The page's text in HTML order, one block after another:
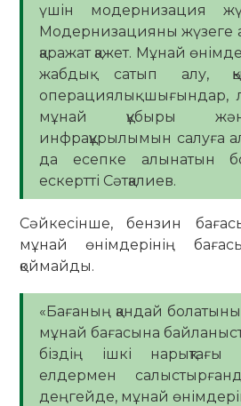
үшін модернизация
Модернизацияны жүзеге
қаражат қажет. Мұнай
жабдық сатып алу,
операциялық шығындар,
мұнай құбыры
инфрақұрылымын салуға
да есепке алынатын
ескертті Сәтқалиев.
Cәйкесінше, бензин
мұнай өнімдерінің
қоймайды.
«Бағаның қандай болатыны
мұнай бағасына
біздің ішкі нарықтағы
елдермен
деңгейде, мұнай